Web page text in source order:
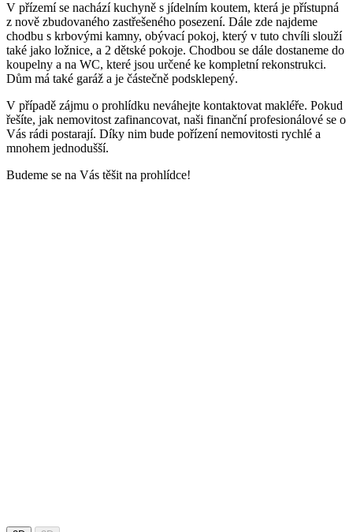
V přízemí se nachází kuchyně s jídelním koutem, která je přístupná
z nově zbudovaného zastřešeného posezení. Dále zde najdeme
chodbu s krbovými kamny, obývací pokoj, který v tuto chvíli slouží
také jako ložnice, a 2 dětské pokoje. Chodbou se dále dostaneme do
koupelny a na WC, které jsou určené ke kompletní rekonstrukci.
Dům má také garáž a je částečně podsklepený.
V případě zájmu o prohlídku neváhejte kontaktovat makléře. Pokud
řešíte, jak nemovitost zafinancovat, naši finanční profesionálové se o
Vás rádi postarají. Díky nim bude pořízení nemovitosti rychlé a
mnohem jednodušší.
Budeme se na Vás těšit na prohlídce!